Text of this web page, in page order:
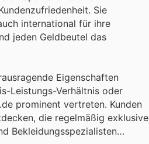
Sie
international für ihre
jeden Geldbeutel das
Eigenschaften
Leistungs-Verhältnis oder
prominent vertreten. Kunden
die regelmäßig exklusive
Bekleidungsspezialisten